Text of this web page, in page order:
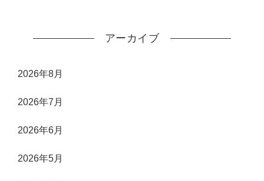
アーカイブ
2026年8月
2026年7月
2026年6月
2026年5月